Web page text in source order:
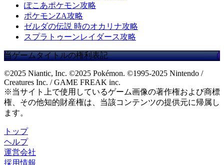
ぽこあポケモン攻略
ポケモンZA攻略
ゼルダの伝説 時のオカリナ攻略
スプラトゥーンレイダース攻略
当ゲームタイトルの権利表記
©2025 Niantic, Inc. ©2025 Pokémon. ©1995-2025 Nintendo /
Creatures Inc. / GAME FREAK inc.
※当サイト上で使用しているゲーム画像の著作権および商標
権、その他知的財産権は、当該コンテンツの提供元に帰属し
ます。
トップ
ヘルプ
運営会社
採用情報